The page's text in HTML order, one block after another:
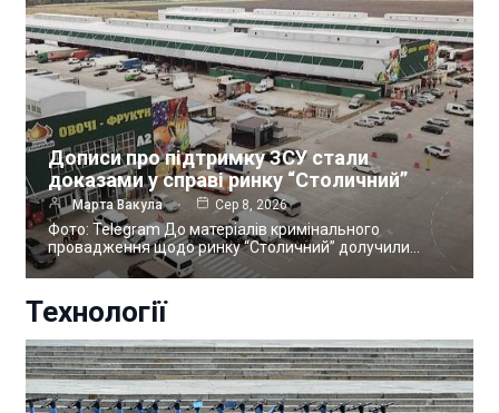
Дописи про підтримку ЗСУ стали
доказами у справі ринку “Столичний”
Марта Вакула Сер 8, 2026
Фото: Telegram До матеріалів кримінального
провадження щодо ринку “Столичний” долучили…
Технології